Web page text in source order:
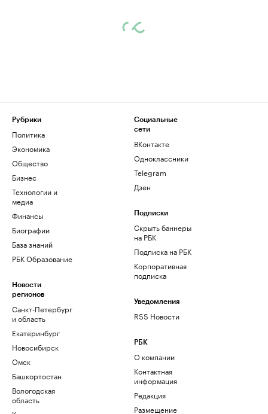
Рубрики
Политика
Экономика
Общество
Бизнес
Технологии и
медиа
Финансы
Биографии
База знаний
РБК Образование
Новости
регионов
Санкт-Петербург
и область
Екатеринбург
Новосибирск
Омск
Башкортостан
Вологодская
область
Социальные
сети
ВКонтакте
Одноклассники
Telegram
Дзен
Подписки
Скрыть баннеры
на РБК
Подписка на РБК
Корпоративная
подписка
Уведомления
RSS Новости
РБК
О компании
Контактная
информация
Редакция
Размещение